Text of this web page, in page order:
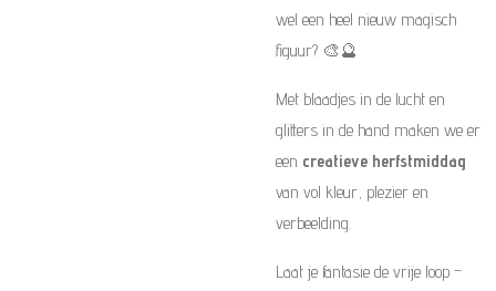
wel een heel nieuw magisch
figuur? 🎨🔮
Met blaadjes in de lucht en
glitters in de hand maken we er
een creatieve herfstmiddag
van vol kleur, plezier en
verbeelding.
Laat je fantasie de vrije loop –